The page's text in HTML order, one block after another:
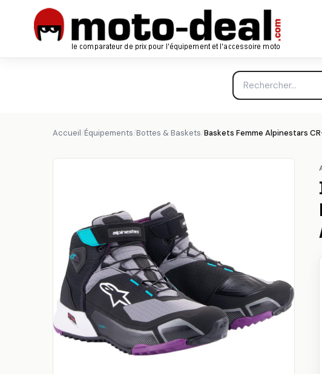
Accueil/Équipements/Bottes & Baskets/
ALPINESTARS